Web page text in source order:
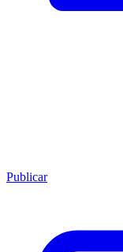
Publicar